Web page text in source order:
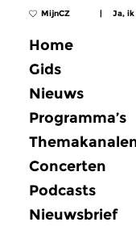
MijnCZ | Ja, ik
Home
Gids
Nieuws
Programma’s
Concerten
Podcasts
Nieuwsbrief